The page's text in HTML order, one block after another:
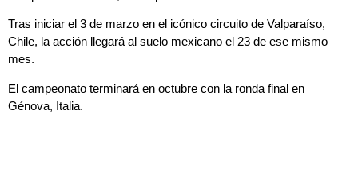
Tras iniciar el 3 de marzo en el icónico circuito de Valparaíso,
Chile, la acción llegará al suelo mexicano el 23 de ese mismo
mes.
El campeonato terminará en octubre con la ronda final en
Génova, Italia.